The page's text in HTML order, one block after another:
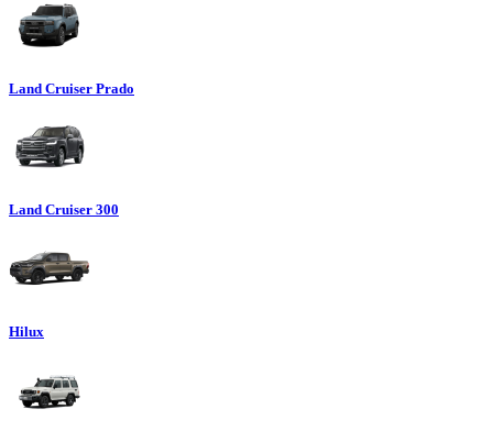
Land Cruiser Prado
Land Cruiser 300
Hilux